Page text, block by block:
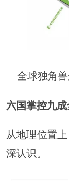
全球独角
六国掌控九
从地理位置
深认识。